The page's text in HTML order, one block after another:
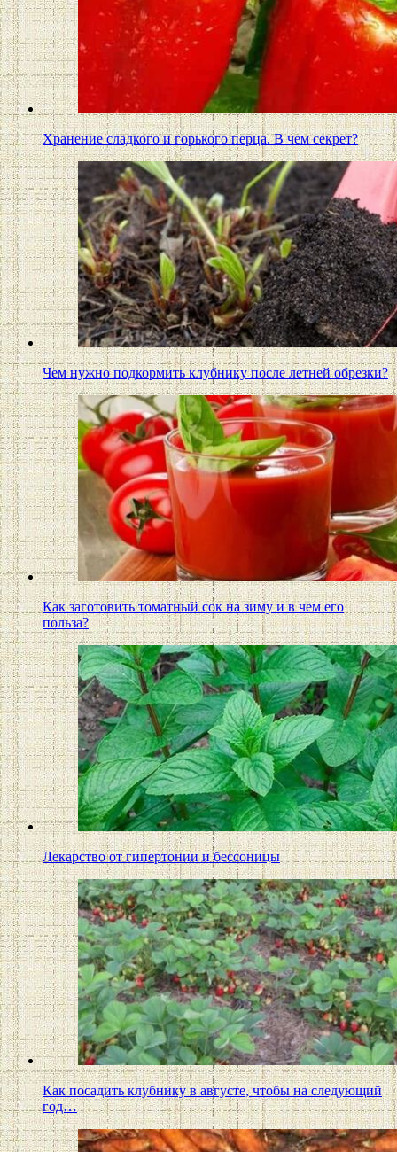
Хранение сладкого и горького перца. В чем секрет?
Чем нужно подкормить клубнику после летней обрезки?
Как заготовить томатный сок на зиму и в чем его
польза?
Лекарство от гипертонии и бессоницы
Как посадить клубнику в августе, чтобы на следующий
год…